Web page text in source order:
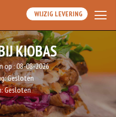
WIJZIG LEVERING
KIOBAS
op :08-08-2026
Gesloten
Gesloten